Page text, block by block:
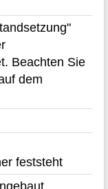
Beachten Sie
dem
feststeht